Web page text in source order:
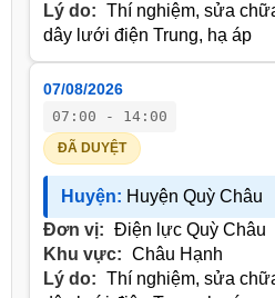
Lý do: Thí nghiệm, sửa
dây lưới điện Trung, hạ áp
07/08/2026
07:00 - 14:00
ĐÃ DUYỆT
Huyện: Huyện Quỳ Châu
Đơn vị: Điện lực Quỳ Châu
Khu vực: Châu Hạnh
Lý do: Thí nghiệm, sửa